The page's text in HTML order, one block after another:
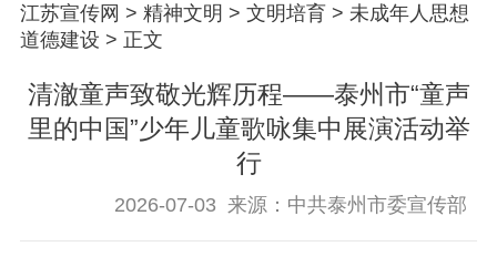
江苏要闻
公示公告
通知公告 信息公开制度
信息公开指南
江苏宣传网 > 精神文明 > 文明培育> 未成年人思想
道德建设 > 正文
清澈童声致敬光辉历程——泰州市“童声
里的中国”少年儿童歌咏集中展演活动举
行
2026-07-03 来源：中共泰州市委宣传部